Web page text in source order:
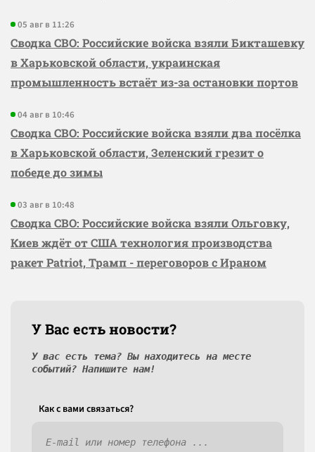
05 авг в 11:26
Сводка СВО: Российские войска взяли Бикташевку
в Харьковской области, украинская
промышленность встаёт из-за остановки портов
04 авг в 10:46
Сводка СВО: Российские войска взяли два посёлка
в Харьковской области, Зеленский грезит о
победе до зимы
03 авг в 10:48
Сводка СВО: Российские войска взяли Ольговку,
Киев ждёт от США технология производства
ракет Patriot, Трамп - переговоров с Ираном
У Вас есть новости?
У вас есть тема? Вы находитесь на месте
событий? Напишите нам!
Как c вами связаться?